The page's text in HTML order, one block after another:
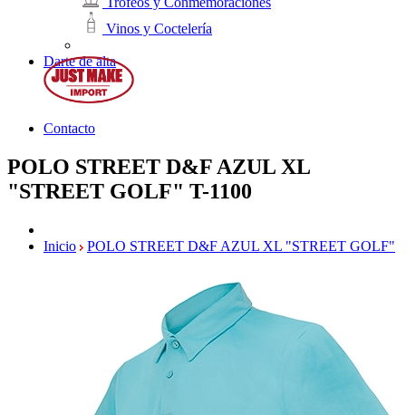
Vinos y Coctelería
Darte de alta
Contacto
POLO STREET D&F AZUL XL
"STREET GOLF" T-1100
Inicio POLO STREET D&F AZUL XL "STREET GOLF"